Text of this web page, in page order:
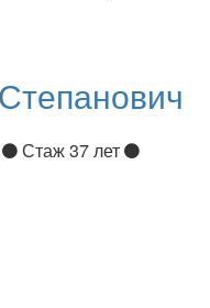
Стаж 37 лет